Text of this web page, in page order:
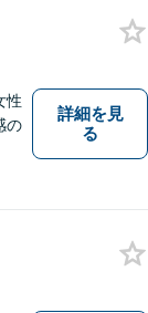
性
の
詳細を見
る